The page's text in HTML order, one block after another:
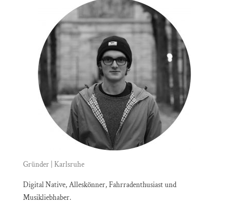
Gründer | Karlsruhe
Digital Native, Alleskönner, Fahrradenthusiast und
Musikliebhaber.